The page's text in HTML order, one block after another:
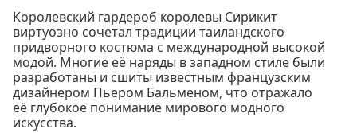
Королевский гардероб королевы Сирикит
виртуозно сочетал традиции таиландского
придворного костюма с международной высокой
модой. Многие её наряды в западном стиле были
разработаны и сшиты известным французским
дизайнером Пьером Бальменом, что отражало
её глубокое понимание мирового модного
искусства.